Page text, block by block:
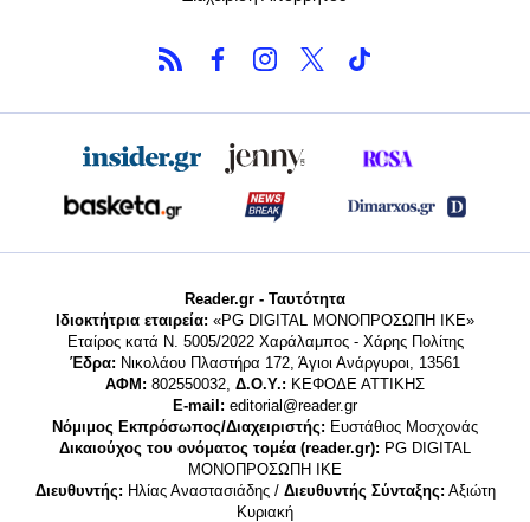
Reader.gr - Ταυτότητα
Ιδιοκτήτρια εταιρεία: «PG DIGITAL MONΟΠΡΟΣΩΠΗ ΙΚΕ»
Εταίρος κατά Ν. 5005/2022 Χαράλαμπος - Χάρης Πολίτης
Έδρα: Νικολάου Πλαστήρα 172, Άγιοι Ανάργυροι, 13561
ΑΦΜ: 802550032, Δ.Ο.Υ.: ΚΕΦΟΔΕ ΑΤΤΙΚΗΣ
E-mail: editorial@reader.gr
Νόμιμος Εκπρόσωπος/Διαχειριστής: Ευστάθιος Μοσχονάς
Δικαιούχος του ονόματος τομέα (reader.gr): PG DIGITAL
MONΟΠΡΟΣΩΠΗ ΙΚΕ
Διευθυντής: Ηλίας Αναστασιάδης / Διευθυντής Σύνταξης: Αξιώτη
Κυριακή